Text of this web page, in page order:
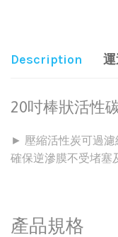
Description
20吋棒狀活性
► 壓縮活性炭可過
確保逆滲膜不受堵塞
產品規格